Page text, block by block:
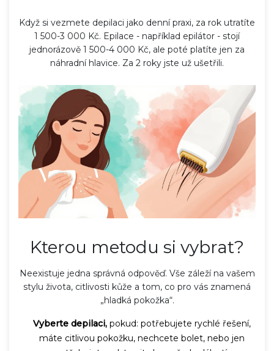
Když si vezmete depilaci jako denní praxi, za rok utratíte
1 500-3 000 Kč. Epilace - například epilátor - stojí
jednorázově 1 500-4 000 Kč, ale poté platíte jen za
náhradní hlavice. Za 2 roky jste už ušetřili.
Kterou metodu si vybrat?
Neexistuje jedna správná odpověď. Vše záleží na vašem
stylu života, citlivosti kůže a tom, co pro vás znamená
„hladká pokožka“.
Vyberte depilaci,pokud: potřebujete rychlé řešení,
máte citlivou pokožku, nechcete bolet, nebo jen